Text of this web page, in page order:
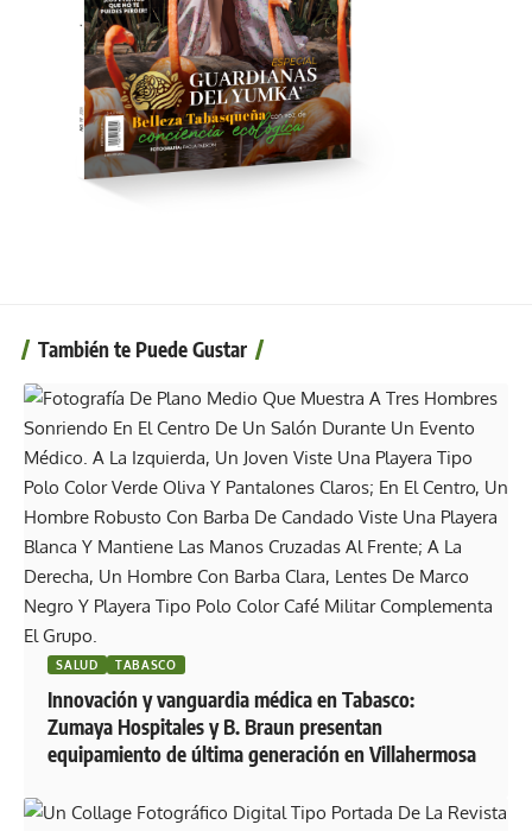
También te Puede Gustar
SALUD TABASCO
Innovación y vanguardia médica en Tabasco:
Zumaya Hospitales y B. Braun presentan
equipamiento de última generación en Villahermosa